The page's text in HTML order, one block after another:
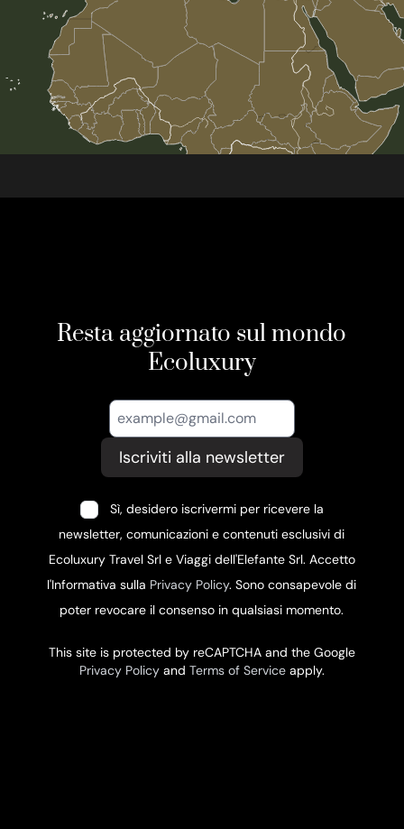
Resta aggiornato sul mondo
Ecoluxury
Iscriviti alla newsletter
Sì, desidero iscrivermi per ricevere la
newsletter, comunicazioni e contenuti esclusivi di
Ecoluxury Travel Srl e Viaggi dell'Elefante Srl. Accetto
l'Informativa sulla Privacy Policy. Sono consapevole di
poter revocare il consenso in qualsiasi momento.
This site is protected by reCAPTCHA and the Google
Privacy Policyand Terms of Serviceapply.